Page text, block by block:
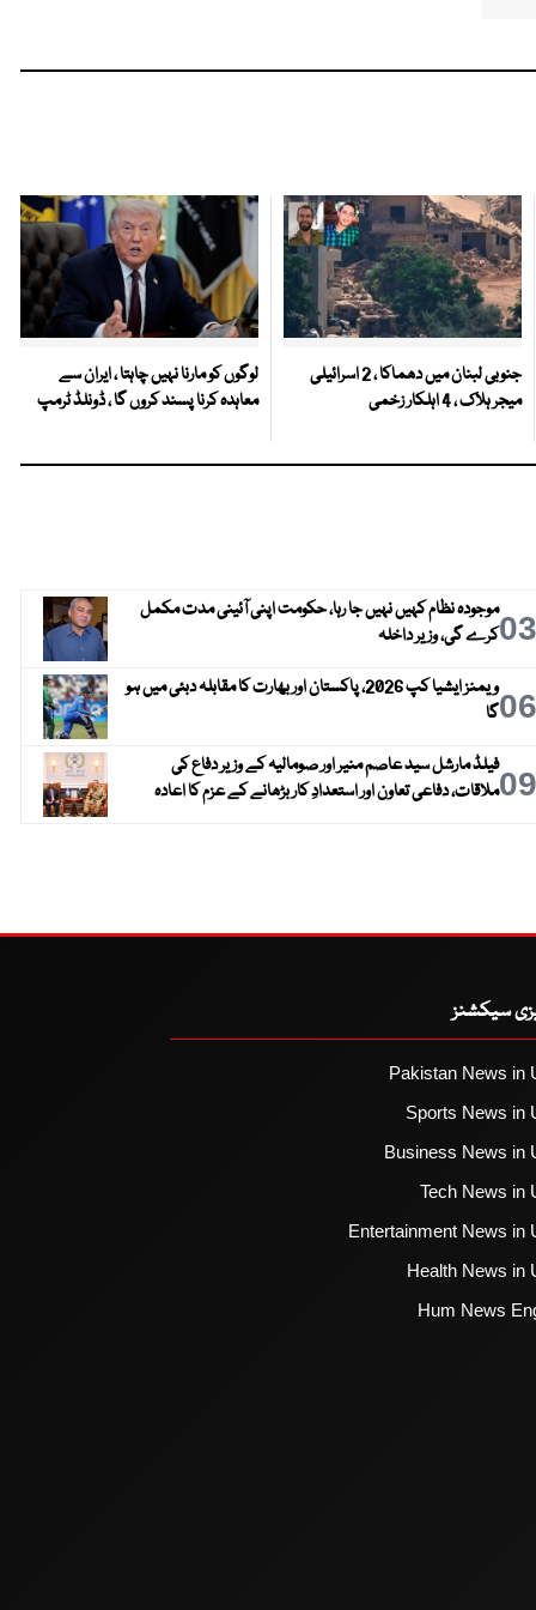
جنوبی لبنان میں دھماکا ، 2 اسرائیلی
میجر ہلاک ، 4 اہلکار زخمی
لوگوں کو مارنا نہیں چاہتا ، ایران سے
معاہدہ کرنا پسند کروں گا ، ڈونلڈ ٹرمپ
03موجودہ نظام کہیں نہیں جا رہا، حکومت اپنی آئینی مدت مکمل
کرے گی، وزیر داخلہ
06
ویمنز ایشیا کپ 2026، پاکستان اور بھارت کا مقابلہ دبئی میں ہو
گا
09فیلڈ مارشل سید عاصم منیر اور صومالیہ کے وزیر دفاع کی
ملاقات، دفاعی تعاون اور استعدادِ کار بڑھانے کے عزم کا اعادہ
سیکشنز
Pakistan News in
Sports News in
Business News in
Tech News in
Entertainment News in
Health News in
Hum News